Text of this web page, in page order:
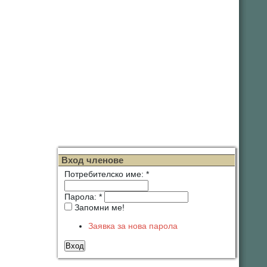
Вход членове
Потребителско име: *
Парола: *
Запомни ме!
Заявка за нова парола